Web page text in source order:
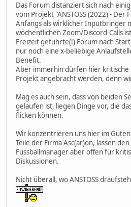
Das Forum distanziert sich nach
vom Projekt "ANSTOSS (2022) - Der
Anfangs als wirklicher Inputbringer
wöchentlichen Zoom/Discord-Calls
Freizeit geführte(!) Forum nach
nur noch eine x-beliebige
Benefit.
Aber immerhin dürfen hier kritische
Projekt angebracht werden, denn
Mag es auch sein, dass von beiden
gelaufen ist, liegen Dinge vor, die
flicken können.
Wir konzentrieren uns hier im
Teile der Firma Asc(ar)on, lassen
Fussballmanager aber offen für
Diskussionen.
Nicht überall, wo ANSTOSS